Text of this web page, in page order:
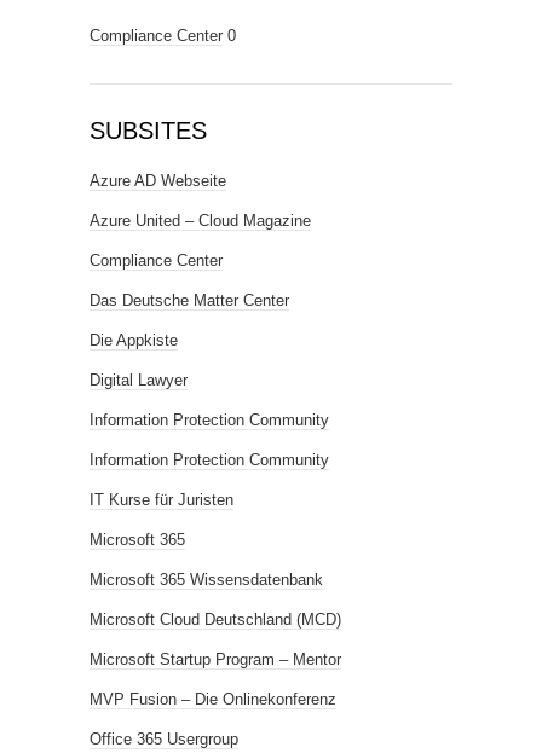
Compliance Center 0
SUBSITES
Azure AD Webseite
Azure United – Cloud Magazine
Compliance Center
Das Deutsche Matter Center
Die Appkiste
Digital Lawyer
Information Protection Community
Information Protection Community
IT Kurse für Juristen
Microsoft 365
Microsoft 365 Wissensdatenbank
Microsoft Cloud Deutschland (MCD)
Microsoft Startup Program – Mentor
MVP Fusion – Die Onlinekonferenz
Office 365 Usergroup